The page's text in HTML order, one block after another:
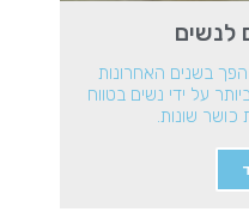
לנשים
בשנים האחרונות
על ידי נשים בטווח
כושר שונות.